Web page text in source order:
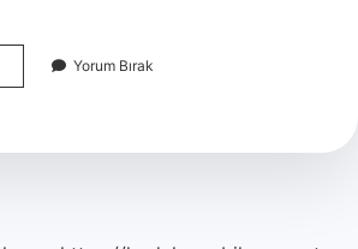
Yorum Bırak